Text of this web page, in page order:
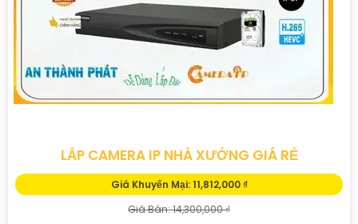
LẮP CAMERA IP NHÀ XƯỞNG GIÁ RẺ
Giá Khuyến Mại: 11,812,000 ₫
Giá Bán: 14,300,000 ₫